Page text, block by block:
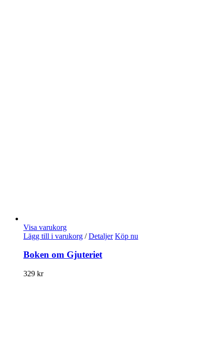
Visa varukorg
Lägg till i varukorg / Detaljer Köp nu
Boken om Gjuteriet
329 kr